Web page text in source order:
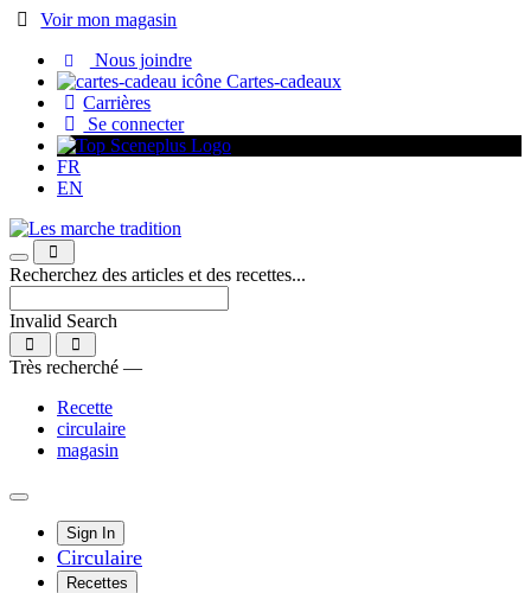
Passer
contenu
Voir mon magasin
Nous joindre
Cartes-cadeaux
Carrières
Se connecter
FR
EN
Recherchez des articles et des recettes...
Invalid Search
Submit
Très recherché —
Recette
circulaire
magasin
Main
Menu
Sign In
Circulaire
Recettes